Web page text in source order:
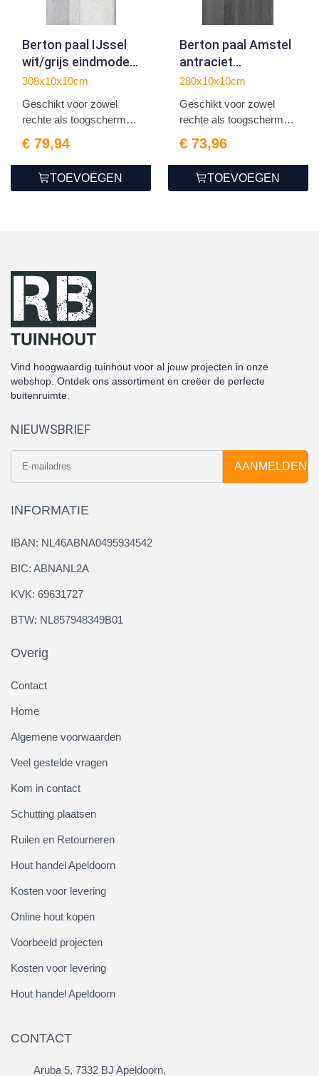
Berton paal IJssel
wit/grijs eindmodel
308
308x10x10cm
Geschikt voor zowel
rechte als toogschermen
€ 79,94
TOEVOEGEN
Berton paal Amstel
antraciet
tussenmodel 280
280x10x10cm
Geschikt voor zowel
rechte als toogschermen
€ 73,96
TOEVOEGEN
Vind hoogwaardig tuinhout voor al jouw projecten in onze
webshop. Ontdek ons assortiment en creëer de perfecte
buitenruimte.
NIEUWSBRIEF
AANMELDEN
INFORMATIE
IBAN: NL46ABNA0495934542
BIC: ABNANL2A
KVK: 69631727
BTW: NL857948349B01
Overig
Contact
Home
Algemene voorwaarden
Veel gestelde vragen
Kom in contact
Schutting plaatsen
Ruilen en Retourneren
Hout handel Apeldoorn
Kosten voor levering
Online hout kopen
Voorbeeld projecten
Kosten voor levering
Hout handel Apeldoorn
CONTACT
Aruba 5, 7332 BJ Apeldoorn,